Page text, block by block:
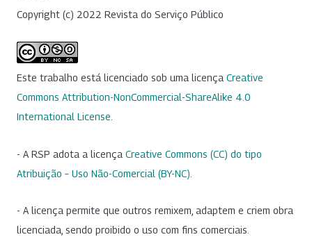
Copyright (c) 2022 Revista do Serviço Público
Este trabalho está licenciado sob uma licença Creative
Commons Attribution-NonCommercial-ShareAlike 4.0
International License
- A RSP adota a licença Creative Commons (CC) do tipo
Atribuição – Uso Não-Comercial (BY-NC)
- A licença permite que outros remixem, adaptem e criem obra
licenciada, sendo proibido o uso com fins comerciais.